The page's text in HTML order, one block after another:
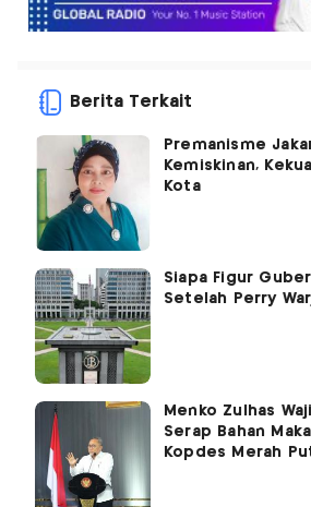
Berita Terkait
Premanisme
Kemiskinan,
Kota
Siapa Figur
Setelah Perry
Menko Zulhas
Serap Bahan
Kopdes Merah